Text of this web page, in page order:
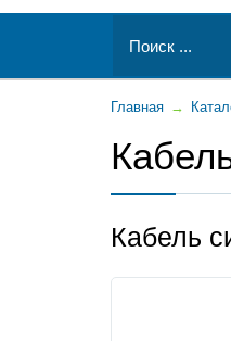
Главная →
Кабель